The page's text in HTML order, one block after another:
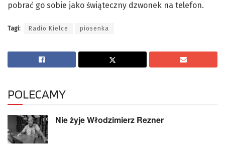
pobrać go sobie jako świąteczny dzwonek na telefon.
Tagi: Radio Kielce piosenka
POLECAMY
Nie żyje Włodzimierz Rezner